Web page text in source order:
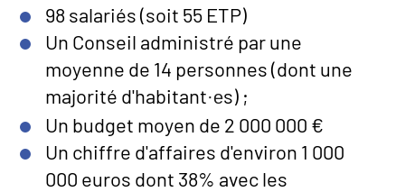
98 salariés (soit 55 ETP)
Un Conseil administré par une
moyenne de 14 personnes (dont une
majorité d'habitant·es) ;
Un budget moyen de 2 000 000 €
Un chiffre d'affaires d'environ 1 000
000 euros dont 38% avec les